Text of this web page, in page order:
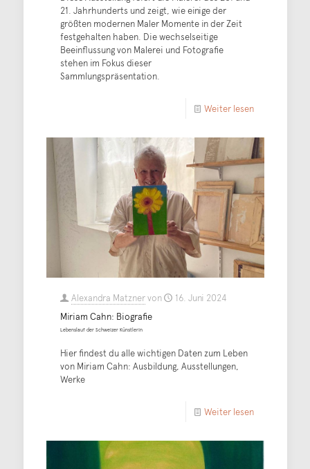
21. Jahrhunderts und zeigt, wie einige der
größten modernen Maler Momente in der Zeit
festgehalten haben. Die wechselseitige
Beeinflussung von Malerei und Fotografie
stehen im Fokus dieser
Sammlungspräsentation.
Weiter lesen
Alexandra Matznervon
16. Juni 2024
Miriam Cahn: Biografie
Lebenslauf der Schweizer Künstlerin
Hier findest du alle wichtigen Daten zum Leben
von Miriam Cahn: Ausbildung, Ausstellungen,
Werke
Weiter lesen